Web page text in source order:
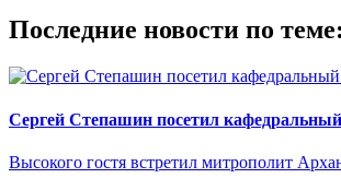
Последние новости по
Сергей Степашин посетил
Высокого гостя встретил митрополит